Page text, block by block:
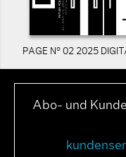
PAGE N° 02 2025
Abo- und